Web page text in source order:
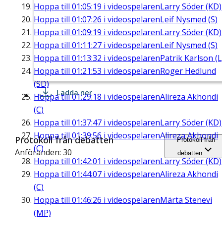
Hoppa till 01:05:19 i videospelarenLarry Söder (KD)
Hoppa till 01:07:26 i videospelarenLeif Nysmed (S)
Hoppa till 01:09:19 i videospelarenLarry Söder (KD)
Hoppa till 01:11:27 i videospelarenLeif Nysmed (S)
Hoppa till 01:13:32 i videospelarenPatrik Karlson
Hoppa till 01:21:53 i videospelarenRoger Hedlund
(SD)
Hoppa till01:29:18 i videospelarenAlireza Akhondi
(C)
Hoppa till 01:37:47 i videospelarenLarry Söder (KD)
Hoppa till 01:39:56 i videospelarenAlireza Akhondi
(C)
Hoppa till 01:42:01 i videospelarenLarry Söder (KD)
Hoppa till 01:44:07 i videospelarenAlireza Akhondi
(C)
Hoppa till 01:46:26 i videospelarenMärta Stenevi
(MP)
Ladda ner
Protokoll från debatten
Anföranden: 30
Protokoll från
debatten